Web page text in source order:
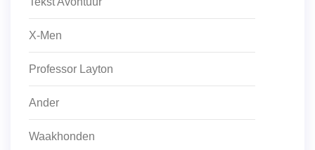
X-Men
Professor Layton
Ander
Waakhonden